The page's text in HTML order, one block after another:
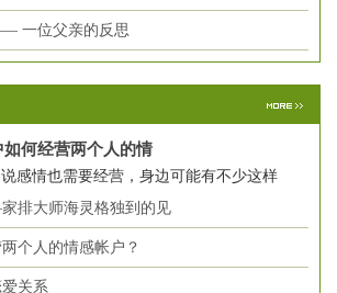
一位父亲的反思
如何经营两个人的情
感情也需要经营，身边可能有不少这样
排大师海灵格独到的见
个人的情感帐户？
关系